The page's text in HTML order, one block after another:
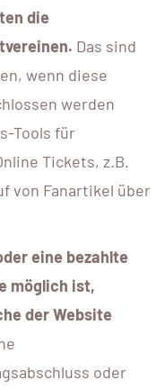
die
Das sind
wenn diese
werden
Tools für
Tickets, z.B.
von Fanartikel über
eine bezahlte
möglich ist,
der Website
oder